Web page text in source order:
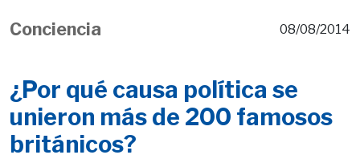
Conciencia 08/08/2014
¿Por qué causa política se
unieron más de 200 famosos
británicos?